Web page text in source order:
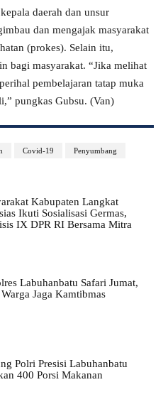
daerah dan unsur
dan mengajak masyarakat
(prokes). Selain itu,
bagi masyarakat. “Jika melihat
pembelajaran tatap muka
pungkas Gubsu. (Van)
Covid-19 Penyumbang
Kabupaten Langkat
Ikuti Sosialisasi Germas,
IX DPR RI Bersama Mitra
Labuhanbatu Safari Jumat,
Jaga Kamtibmas
Polri Presisi Labuhanbatu
400 Porsi Makanan